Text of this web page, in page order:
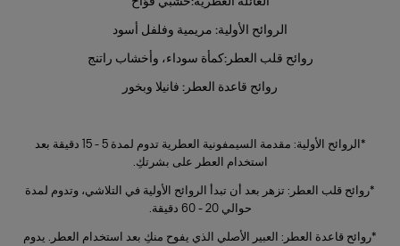
العمق والثبات والفخامة. وتكفي بضع قطرات تُوضع مباشرةً على البشرة،
ويفضل على نقاط النبض، لإبراز أثره العطري الغني وكامل قوته.
الروائح الأولية: مريمية وفلفل أسود
روائح قلب العطر:كمأة سوداء، وأخشاب راتنج
روائح قاعدة العطر: فانيلا وبخور
*الروائح الأولية: مقدمة السيمفونية العطرية تدوم لمدة 5 - 15 دقيقة بعد
استخدام العطر على بشرتكِ.
*روائح قلب العطر: تزهر بعد أن تبدأ الروائح الأولية في التلاشي، وتدوم لمدة
حوالي 20 - 60 دقيقة.
*روائح قاعدة العطر: العبير الأصلي الذي يفوح منكِ بعد استخدام العطر. يدوم